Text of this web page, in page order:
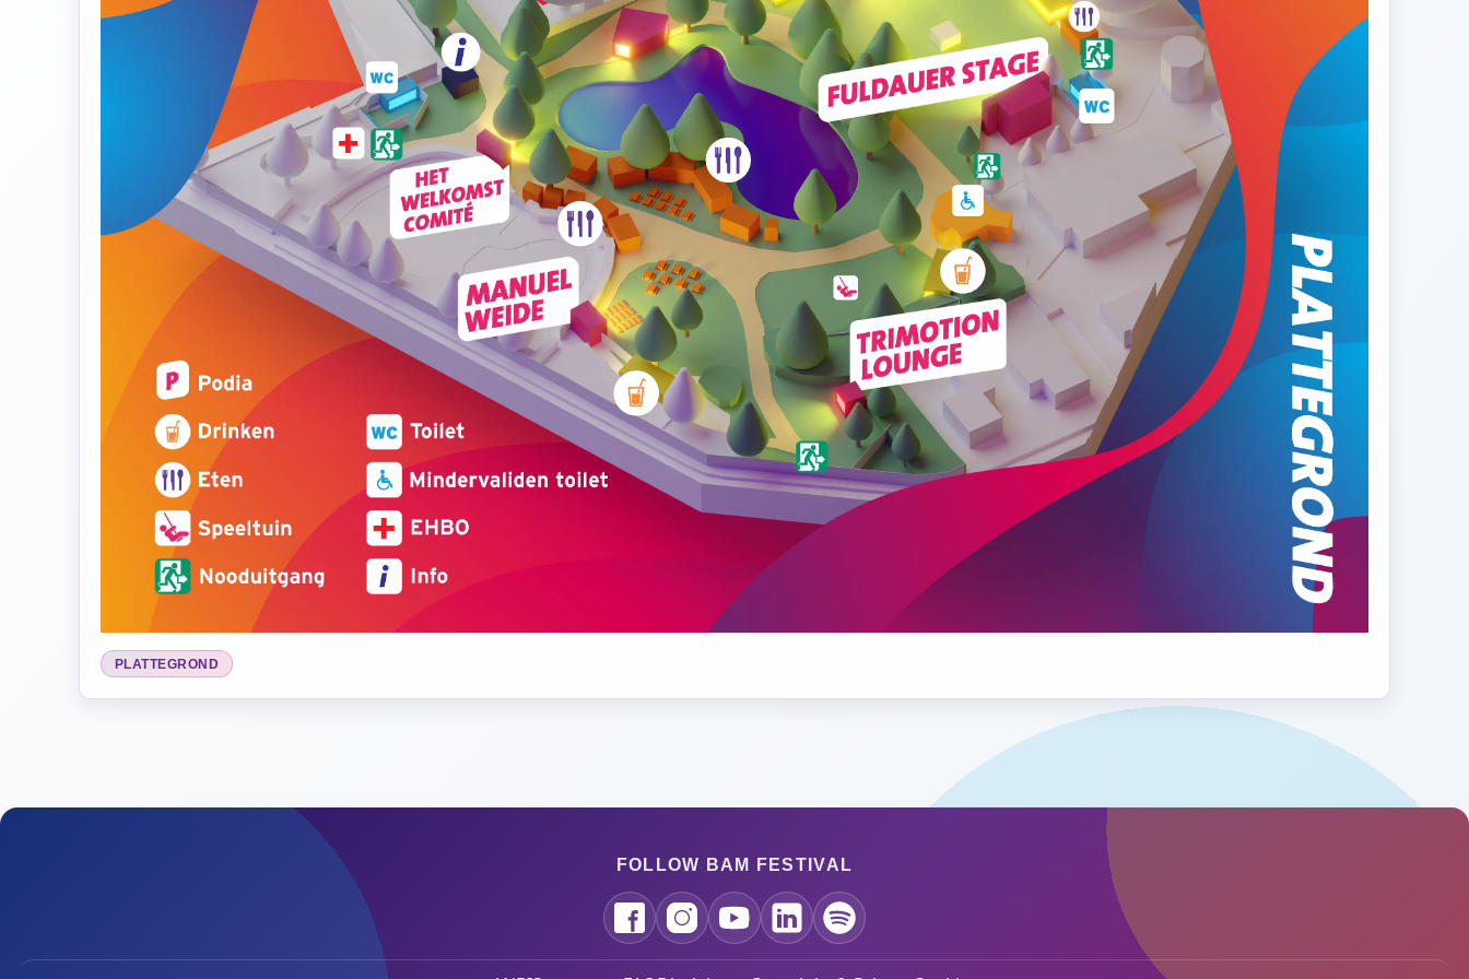
PLATTEGROND
FOLLOW BAM FESTIVAL
FacebookInstagramYouTubeLinkedInSpotify